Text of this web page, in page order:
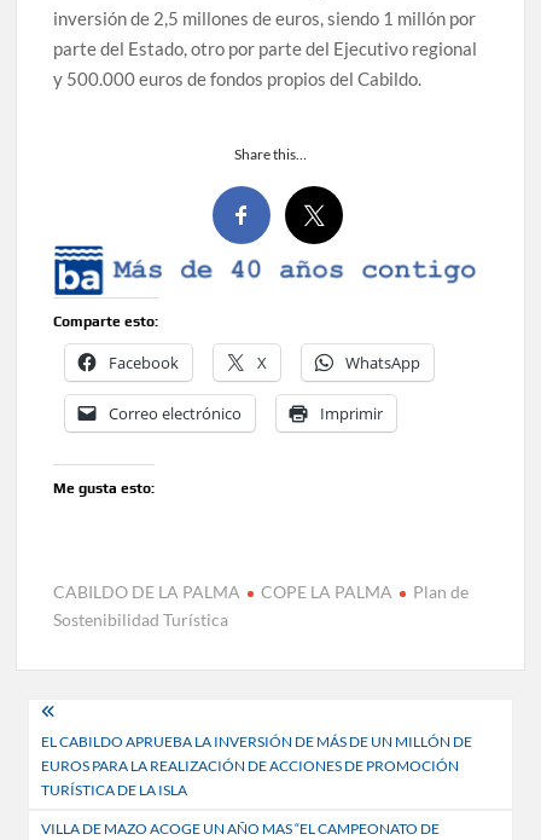
inversión de 2,5 millones de euros, siendo 1 millón por
parte del Estado, otro por parte del Ejecutivo regional
y 500.000 euros de fondos propios del Cabildo.
Share this…
Comparte esto:
Facebook X WhatsApp
Correo electrónico Imprimir
Me gusta esto:
CABILDO DE LA PALMA COPE LA PALMA
Plan de
Sostenibilidad Turística
Navegación
de
entradas
EL CABILDO APRUEBA LA INVERSIÓN DE MÁS DE UN MILLÓN DE
EUROS PARA LA REALIZACIÓN DE ACCIONES DE PROMOCIÓN
TURÍSTICA DE LA ISLA
VILLA DE MAZO ACOGE UN AÑO MAS “EL CAMPEONATO DE